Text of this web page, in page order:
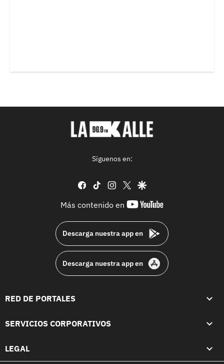
Síguenos en:
facebook
tiktok instagram
twittergoogle
Más contenido en
youtube-
Descarga nuestra app en
Descarga nuestra app en
RED DE PORTALES
SERVICIOS CORPORATIVOS
LEGAL